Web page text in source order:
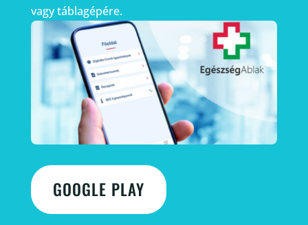
vagy táblagépére.
GOOGLE PLAY